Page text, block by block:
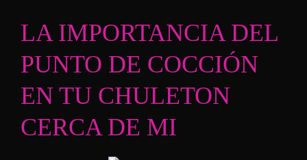
LA IMPORTANCIA DEL
PUNTO DE COCCIÓN
EN TU CHULETON
CERCA DE MI